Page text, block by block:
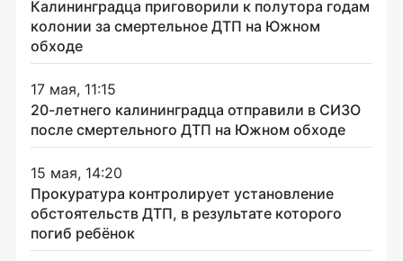
Калининградца приговорили к полутора годам
колонии за смертельное ДТП на Южном
обходе
17 мая, 11:15
20-летнего калининградца отправили в СИЗО
после смертельного ДТП на Южном обходе
15 мая, 14:20
Прокуратура контролирует установление
обстоятельств ДТП, в результате которого
погиб ребёнок